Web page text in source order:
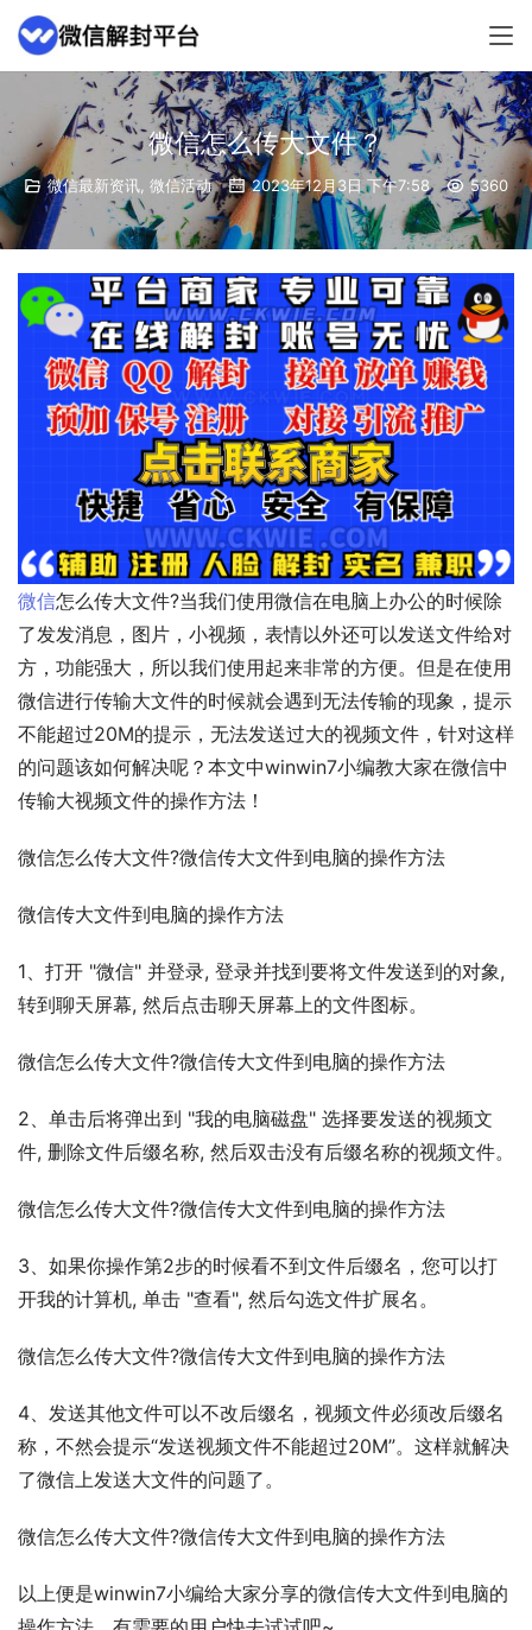
微信怎么传大文件？
微信最新资讯 微信活动 2023年12月3日 下午7:58 5360
微信怎么传大文件?当我们使用微信在电脑上办公的时候除
了发发消息，图片，小视频，表情以外还可以发送文件给对
方，功能强大，所以我们使用起来非常的方便。但是在使用
微信进行传输大文件的时候就会遇到无法传输的现象，提示
不能超过20M的提示，无法发送过大的视频文件，针对这样
的问题该如何解决呢？本文中winwin7小编教大家在微信中
传输大视频文件的操作方法！
微信怎么传大文件?微信传大文件到电脑的操作方法
微信传大文件到电脑的操作方法
1、打开 "微信" 并登录, 登录并找到要将文件发送到的对象,
转到聊天屏幕, 然后点击聊天屏幕上的文件图标。
微信怎么传大文件?微信传大文件到电脑的操作方法
2、单击后将弹出到 "我的电脑磁盘" 选择要发送的视频文
件, 删除文件后缀名称, 然后双击没有后缀名称的视频文件。
微信怎么传大文件?微信传大文件到电脑的操作方法
3、如果你操作第2步的时候看不到文件后缀名，您可以打
开我的计算机, 单击 "查看", 然后勾选文件扩展名。
微信怎么传大文件?微信传大文件到电脑的操作方法
4、发送其他文件可以不改后缀名，视频文件必须改后缀名
称，不然会提示“发送视频文件不能超过20M”。这样就解决
了微信上发送大文件的问题了。
微信怎么传大文件?微信传大文件到电脑的操作方法
以上便是winwin7小编给大家分享的微信传大文件到电脑的